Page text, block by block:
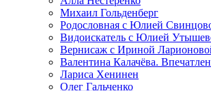
Михаил Гольденберг
Родословная с Юлией
Видоискатель с Юлией
Вернисаж с Ириной
Валентина Калачёва.
Лариса Хенинен
Олег Гальченко